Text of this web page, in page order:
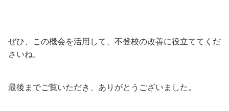
ぜひ、この機会を活用して、不登校の改善に役立ててくだ
さいね。
最後までご覧いただき、ありがとうございました。